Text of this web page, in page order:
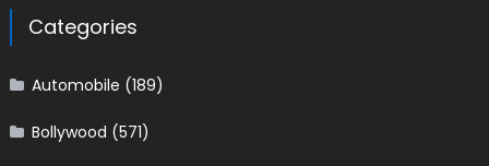
Categories
Automobile (189)
Bollywood (571)